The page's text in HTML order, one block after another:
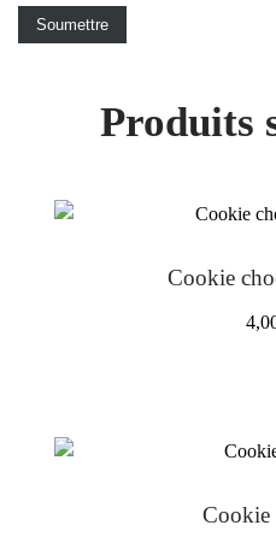
Produits
Cookie
Cookie